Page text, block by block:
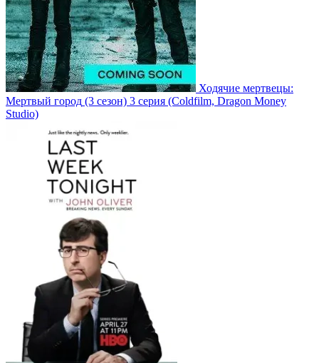
Ходячие мертвецы:
Мертвый город (3 сезон) 3 серия (Coldfilm, Dragon Money
Studio)